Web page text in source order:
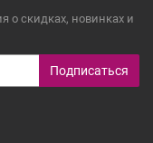
о скидках, новинках и
Подписаться